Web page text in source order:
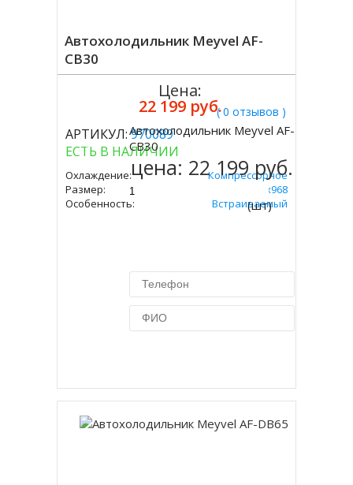
Автохолодильник Meyvel AF-
CB30
( 0 отзывов )
АРТИКУЛ:970089
ЕСТЬ В НАЛИЧИИ
Охлаждение:
Компрессорное
Размер:
250х440х968
Особенность:
Встраиваемый
Цена:
22 199 руб.
Купить
Автохолодильник Meyvel AF-
CB30
цена: 22 199 руб.
(шт)